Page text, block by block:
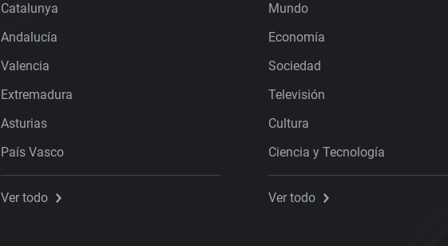
Catalunya
Andalucía
Valencia
Extremadura
Asturias
País Vasco
Ver todo
Mundo
Economía
Sociedad
Televisión
Cultura
Ciencia y Tecnología
Ver todo